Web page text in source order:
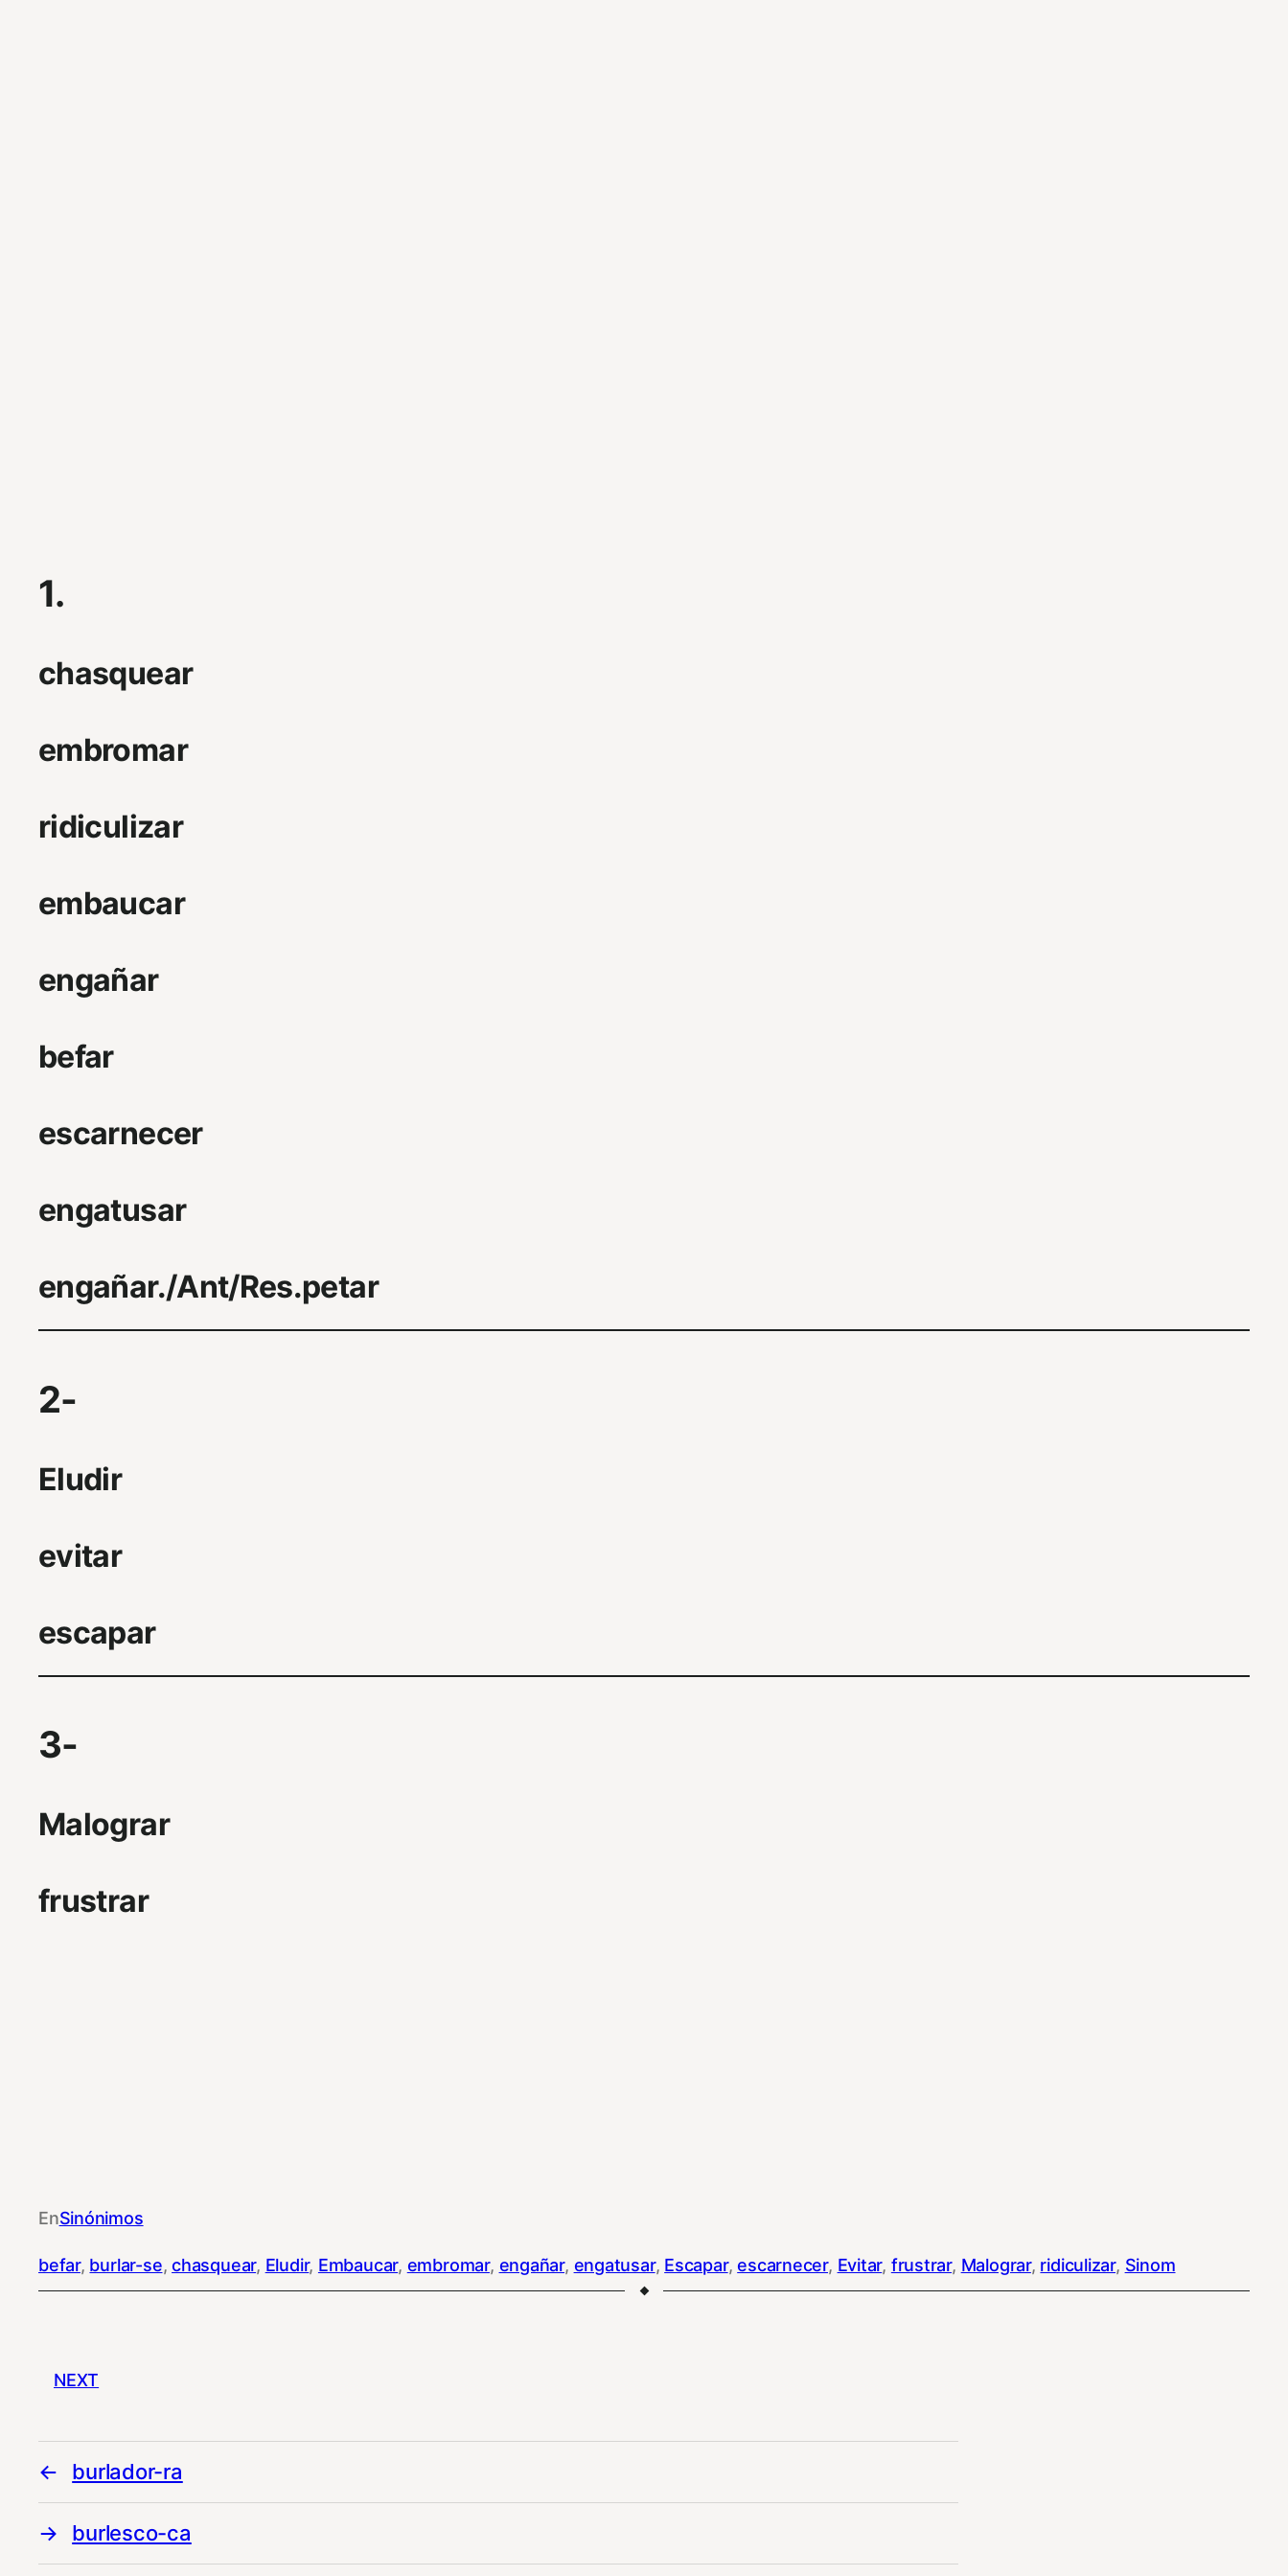
1.
chasquear
embromar
ridiculizar
embaucar
engañar
befar
escarnecer
engatusar
engañar./Ant/Res.petar
2-
Eludir
evitar
escapar
3-
Malograr
frustrar
EnSinónimos
befar, burlar-se, chasquear, Eludir, Embaucar, embromar, engañar, engatusar, Escapar, escarnecer, Evitar, frustrar, Malograr, ridiculizar, Sinom
NEXT
burlador-ra
burlesco-ca